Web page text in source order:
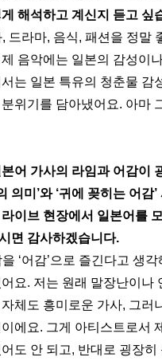
해석하고 계신지 듣고 싶
드라마, 음식, 패션을 정말
음악에는 일본의 감성이
는 일본 특유의 청춘물
위기를 담아냈어요. 아마
어 가사의 라임과 어감이
의미’와 ‘귀에 꽂히는 어감
이브 현장에서 일본어를
면 감사하겠습니다.
‘어감’으로 즐긴다고 생
요. 저는 원래 말장난이나
체도 흥미로운 가사, 그러
에요. 그게 아티스트로서
도 안 되고, 반대로 굉장